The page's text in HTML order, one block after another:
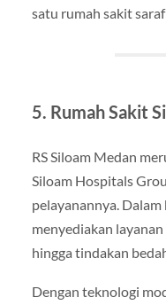
satu rumah sakit
5. Rumah Sakit
RS Siloam Medan
Siloam Hospitals
pelayanannya.
menyediakan
hingga tindakan
Dengan teknologi